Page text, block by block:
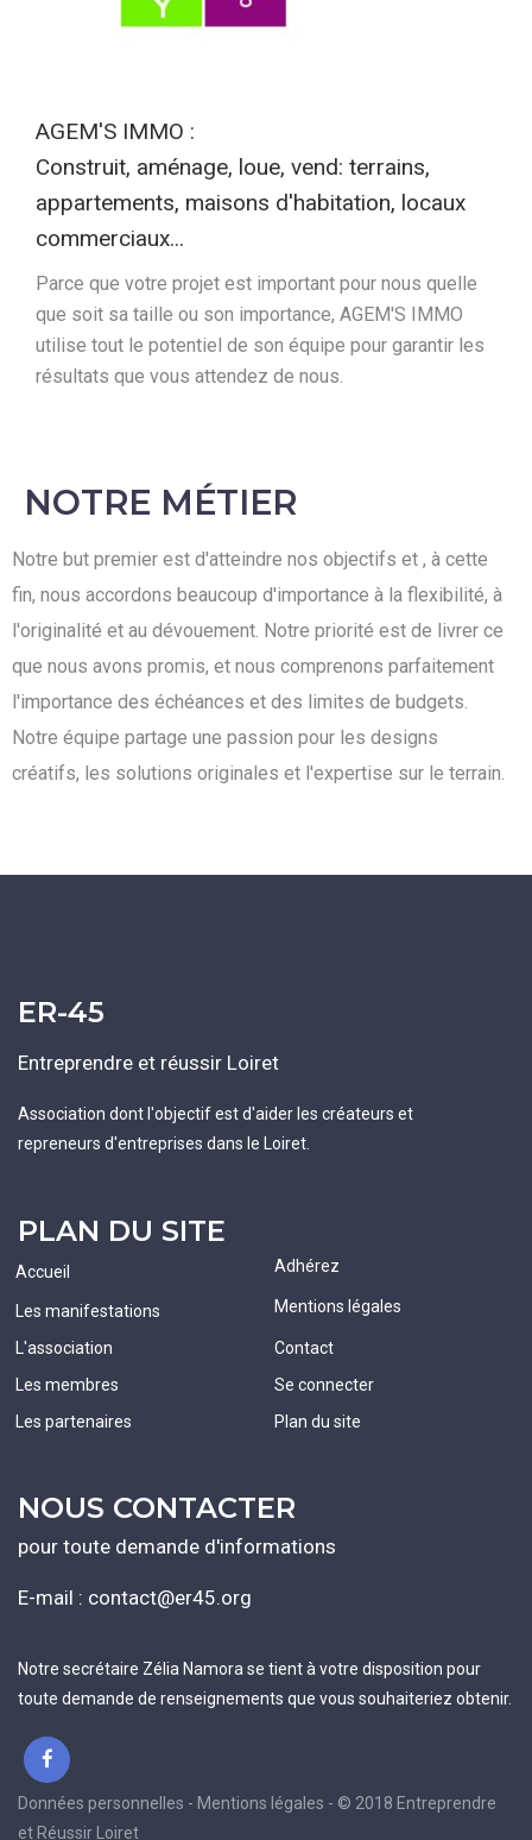
AGEM'S IMMO :
Construit, aménage, loue, vend: terrains,
appartements, maisons d'habitation, locaux
commerciaux...
Parce que votre projet est important pour nous quelle
que soit sa taille ou son importance, AGEM'S IMMO
utilise tout le potentiel de son équipe pour garantir les
résultats que vous attendez de nous.
NOTRE MÉTIER
Notre but premier est d'atteindre nos objectifs et , à cette
fin, nous accordons beaucoup d'importance à la flexibilité, à
l'originalité et au dévouement. Notre priorité est de livrer ce
que nous avons promis, et nous comprenons parfaitement
l'importance des échéances et des limites de budgets.
Notre équipe partage une passion pour les designs
créatifs, les solutions originales et l'expertise sur le terrain.
ER-45
Entreprendre et réussir Loiret
Association dont l'objectif est d'aider les créateurs et
repreneurs d'entreprises dans le Loiret.
PLAN DU SITE
Accueil
Les manifestations
L'association
Les membres
Les partenaires
Adhérez
Mentions légales
Contact
Se connecter
Plan du site
NOUS CONTACTER
pour toute demande d'informations
E-mail : contact@er45.org
Notre secrétaire Zélia Namora se tient à votre disposition pour
toute demande de renseignements que vous souhaiteriez obtenir.
Données personnelles - Mentions légales - © 2018 Entreprendre
et Réussir Loiret